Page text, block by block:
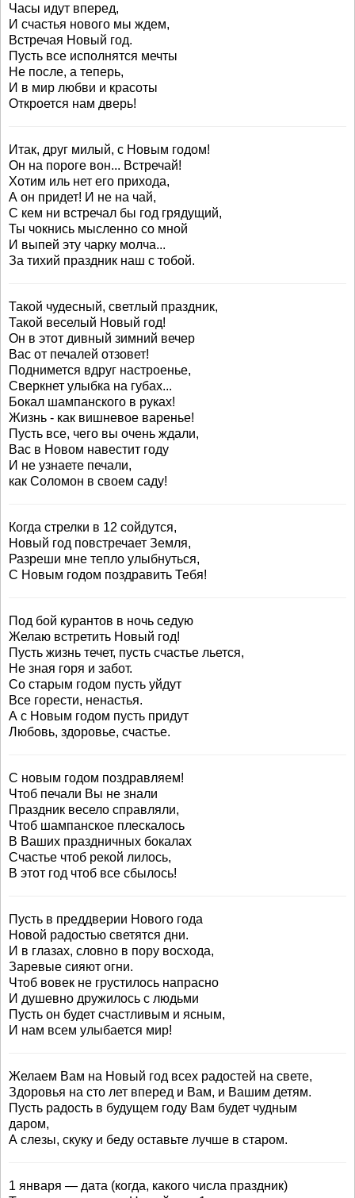
Часы идут вперед,
И счастья нового мы ждем,
Встречая Новый год.
Пусть все исполнятся мечты
Не после, а теперь,
И в мир любви и красоты
Откроется нам дверь!
Итак, друг милый, с Новым годом!
Он на пороге вон... Встречай!
Хотим иль нет его прихода,
А он придет! И не на чай,
С кем ни встречал бы год грядущий,
Ты чокнись мысленно со мной
И выпей эту чарку молча...
За тихий праздник наш с тобой.
Такой чудесный, светлый праздник,
Такой веселый Новый год!
Он в этот дивный зимний вечер
Вас от печалей отзовет!
Поднимется вдруг настроенье,
Сверкнет улыбка на губах...
Бокал шампанского в руках!
Жизнь - как вишневое варенье!
Пусть все, чего вы очень ждали,
Вас в Новом навестит году
И не узнаете печали,
как Соломон в своем саду!
Когда стрелки в 12 сойдутся,
Новый год повстречает Земля,
Разреши мне тепло улыбнуться,
С Новым годом поздравить Тебя!
Под бой курантов в ночь седую
Желаю встретить Новый год!
Пусть жизнь течет, пусть счастье льется,
Не зная горя и забот.
Со старым годом пусть уйдут
Все горести, ненастья.
А с Новым годом пусть придут
Любовь, здоровье, счастье.
С новым годом поздравляем!
Чтоб печали Вы не знали
Праздник весело справляли,
Чтоб шампанское плескалось
В Ваших праздничных бокалах
Счастье чтоб рекой лилось,
В этот год чтоб все сбылось!
Пусть в преддверии Нового года
Новой радостью светятся дни.
И в глазах, словно в пору восхода,
Заревые сияют огни.
Чтоб вовек не грустилось напрасно
И душевно дружилось с людьми
Пусть он будет счастливым и ясным,
И нам всем улыбается мир!
Желаем Вам на Новый год всех радостей на свете,
Здоровья на сто лет вперед и Вам, и Вашим детям.
Пусть радость в будущем году Вам будет чудным
даром,
А слезы, скуку и беду оставьте лучше в старом.
1 января — дата (когда, какого числа праздник)